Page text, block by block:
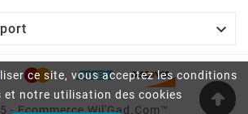
ce site, vous acceptez les conditions
et notre utilisation des cookies

- Ecommerce Wil'Gad.Com™